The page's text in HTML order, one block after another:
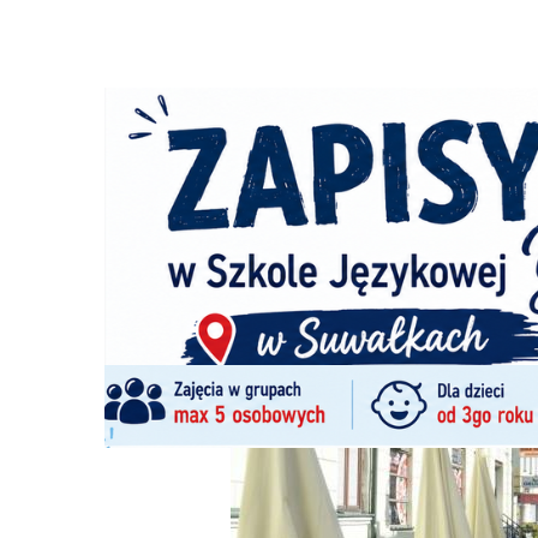
Ścieżka
nawigacyjna
Strona główna
Spadła
Z ŻYCIA MIASTA 23/04/2025 / 11 Komentarzy
Spadła wartość sprzedanego alkoholu